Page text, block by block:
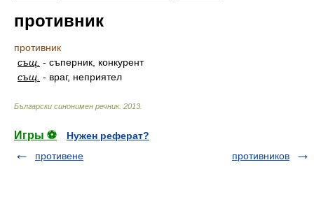
противник
противник
същ. - съперник, конкурент
същ. - враг, неприятел
Български синонимен речник. 2013
Игры ⚽
Нужен реферат?
противене
противников